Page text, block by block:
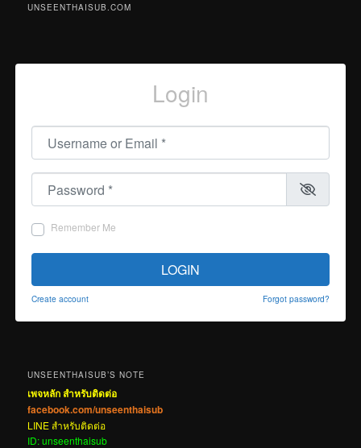
UNSEENTHAISUB.COM
Login
Username or Email
Password
Remember Me
LOGIN
Create account Forgot password?
UNSEENTHAISUB’S NOTE
เพจหลัก สำหรับติดต่อ
facebook.com/unseenthaisub
LINE สำหรับติดต่อ
ID: unseenthaisub